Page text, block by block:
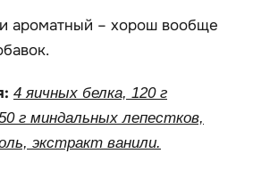
ароматный – хорош вообще
4 яичных белка, 120 г
г миндальных лепестков,
экстракт ванили.